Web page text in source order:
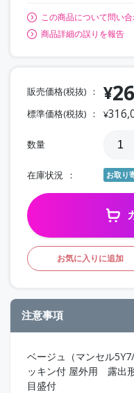
この商品について問い
商品詳細の誤りを報告
販売価格(税抜) ¥
標準価格(税抜) ¥
数量
在庫状況 お取り
お気に入りに追加
注意事項
ベージュ（マンセル
ッキン付 屋外用 露出
目盛付